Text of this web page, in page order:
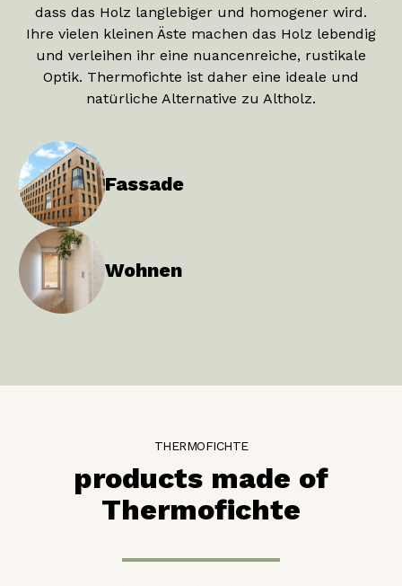
dass das Holz langlebiger und homogener wird.
Ihre vielen kleinen Äste machen das Holz lebendig
und verleihen ihr eine nuancenreiche, rustikale
Optik. Thermofichte ist daher eine ideale und
natürliche Alternative zu Altholz.
Fassade
Wohnen
THERMOFICHTE
products made of
Thermofichte